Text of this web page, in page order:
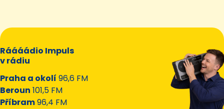
Ráááádio Impuls
v rádiu
Praha a okolí 96,6 FM
Beroun 101,5 FM
Příbram96,4 FM